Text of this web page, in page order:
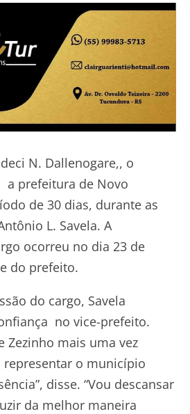
N. Dallenogare,, o
a prefeitura de Novo
de 30 dias, durante as
L. Savela. A
ocorreu no dia 23 de
do prefeito.
do cargo, Savela
no vice-prefeito.
Zezinho mais uma vez
o município
disse. “Vou descansar
da melhor maneira